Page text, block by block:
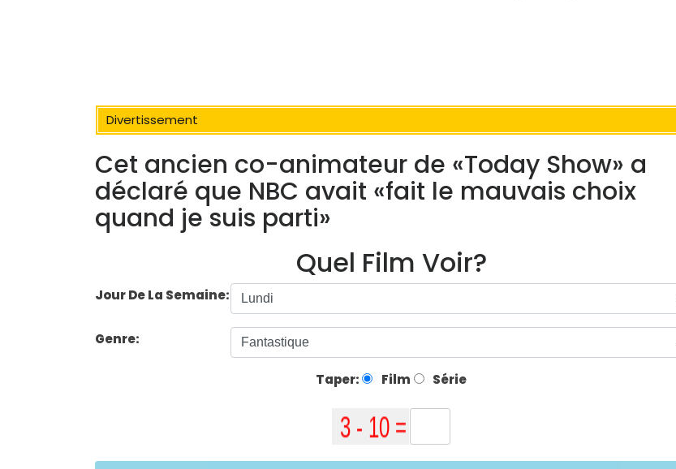
Divertissement
Cet ancien co-animateur de «Today Show» a
déclaré que NBC avait «fait le mauvais choix
quand je suis parti»
Quel Film Voir?
Jour De La Semaine:
Genre:
Taper: Film Série